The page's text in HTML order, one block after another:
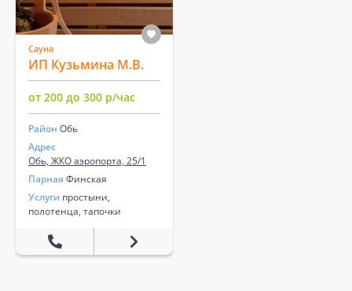
Сауна
ИП Кузьмина М.В.
от 200 до 300 р/час
Район Обь
Адрес
Обь, ЖКО аэропорта, 25/1
Парная Финская
Услуги простыни,
полотенца, тапочки